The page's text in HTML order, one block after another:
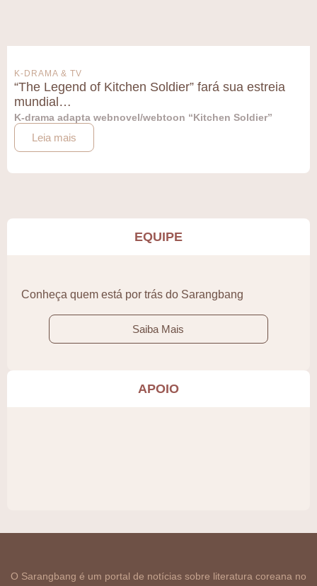
K-DRAMA & TV
“The Legend of Kitchen Soldier” fará sua estreia
mundial…
K-drama adapta webnovel/webtoon “Kitchen Soldier”
Leia mais
EQUIPE
Conheça quem está por trás do Sarangbang
Saiba Mais
APOIO
O Sarangbang é um portal de notícias sobre literatura coreana no